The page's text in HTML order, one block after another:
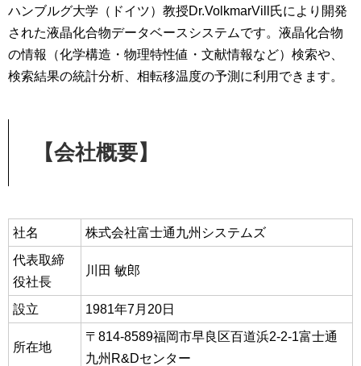
ハンブルグ大学（ドイツ）教授Dr.VolkmarVill氏により開発
された液晶化合物データベースシステムです。液晶化合物
の情報（化学構造・物理特性値・文献情報など）検索や、
検索結果の統計分析、相転移温度の予測に利用できます。
【会社概要】
社名
株式会社富士通九州システムズ
代表取締
役社長
川田 敏郎
設立 1981年7月20日
所在地
〒814-8589福岡市早良区百道浜2-2-1富士通
九州R&Dセンター